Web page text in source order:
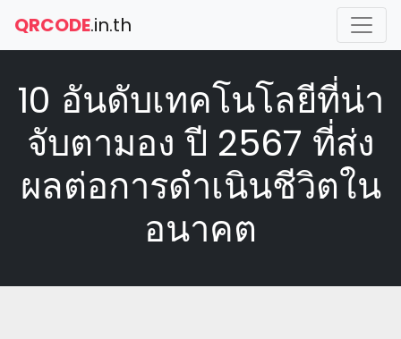
QRCODE.in.th
10 อันดับเทคโนโลยีที่น่า
จับตามอง ปี 2567 ที่ส่ง
ผลต่อการดำเนินชีวิตใน
อนาคต